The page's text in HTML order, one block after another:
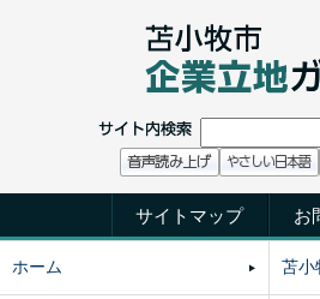
サイトマップ お
ホーム 苫小